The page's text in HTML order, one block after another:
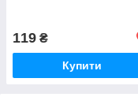
119 ₴
Купити